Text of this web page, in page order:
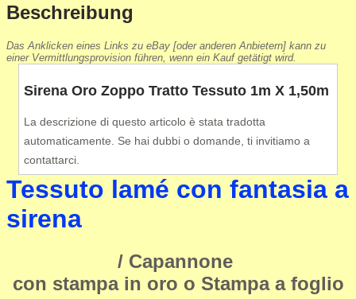
Beschreibung
Das Anklicken eines Links zu eBay [oder anderen Anbietern] kann zu
einer Vermittlungsprovision führen, wenn ein Kauf getätigt wird.
Sirena Oro Zoppo Tratto Tessuto 1m X 1,50m
La descrizione di questo articolo è stata tradotta
automaticamente. Se hai dubbi o domande, ti invitiamo a
contattarci.
Tessuto lamé con fantasia a
sirena
/ Capannone
con stampa in oro o Stampa a foglio